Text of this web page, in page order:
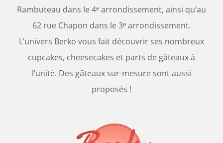
Rambuteau dans le 4ᵉ arrondissement, ainsi qu’au
62 rue Chapon dans le 3ᵉ arrondissement.
L’univers Berko vous fait découvrir ses nombreux
cupcakes, cheesecakes et parts de gâteaux à
l’unité. Des gâteaux sur-mesure sont aussi
proposés !